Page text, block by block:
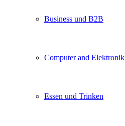
Business und B2B
Computer and Elektronik
Essen und Trinken